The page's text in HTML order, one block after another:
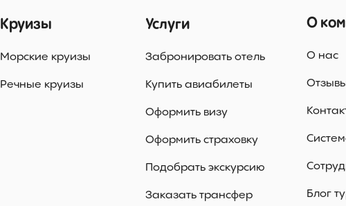
Круизы
Морские круизы
Речные круизы
Услуги
Забронировать отель
Купить авиабилеты
Оформить визу
Оформить страховку
Подобрать экскурсию
Заказать трансфер
О
О нас
Блог